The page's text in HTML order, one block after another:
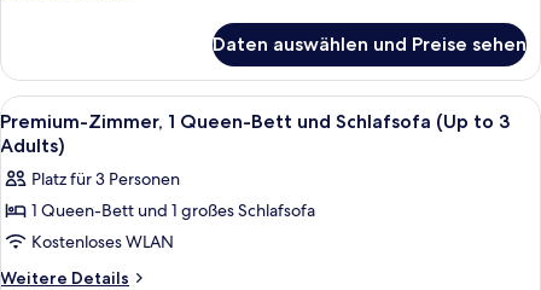
anzeigen
Zimmer,
Queen-
Bett
Daten auswählen und Preise sehen
Alle
Fotos
für
Premium-
Zimmer,
1 Queen-
Bett
Ein Hotelzimmer mit Duschkabine
17
Premium-Zimmer, 1 Queen-Bett und Schlafsofa (Up to 3
Adults)
Platz für 3 Personen
1 Queen-Bett und 1 großes Schlafsofa
Kostenloses WLAN
Weitere Details
Weitere